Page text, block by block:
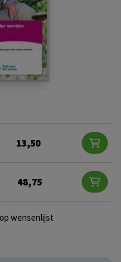
13,50
48,75
wensenlijst